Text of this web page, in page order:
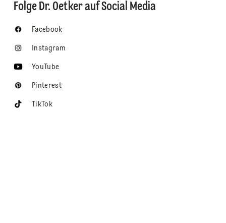
Folge Dr. Oetker auf Social Media
Facebook
Instagram
YouTube
Pinterest
TikTok